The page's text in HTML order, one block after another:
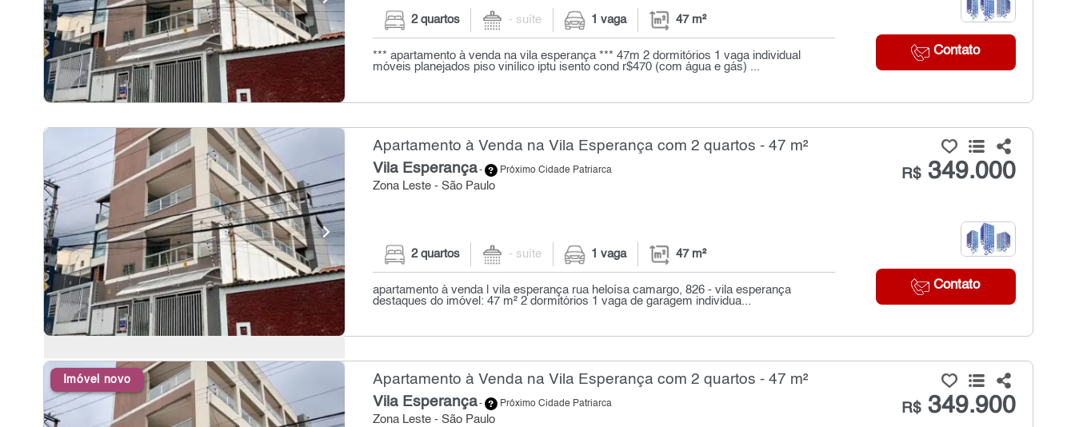
Contato
2 quartos - suíte 1 vaga 47 m²
*** apartamento à venda na vila esperança *** 47m 2 dormitórios 1 vaga individual
móveis planejados piso vinílico iptu isento cond r$470 (com água e gás) ...
Apartamento à Venda na Vila Esperança com 2 quartos - 47 m²
Vila Esperança- Próximo Cidade Patriarca
Zona Leste - São Paulo
R$349.000
Contato
2 quartos - suíte 1 vaga 47 m²
apartamento à venda | vila esperança rua heloísa camargo, 826 - vila esperança
destaques do imóvel: 47 m² 2 dormitórios 1 vaga de garagem individua...
Imóvel novo Apartamento à Venda na Vila Esperança com 2 quartos - 47 m²
Vila Esperança- Próximo Cidade Patriarca
Zona Leste - São Paulo
R$349.900